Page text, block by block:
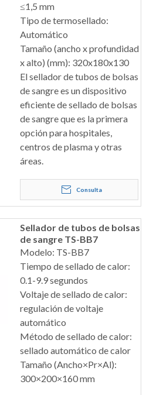
≤1,5 ​​mm
Tipo de termosellado:
Automático
Tamaño (ancho x profundidad
x alto) (mm): 320x180x130
El sellador de tubos de bolsas
de sangre es un dispositivo
eficiente de sellado de bolsas
de sangre que es la primera
opción para hospitales,
centros de plasma y otras
áreas.
Consulta
Sellador de tubos de bolsas
de sangre TS-BB7
Modelo: TS-BB7
Tiempo de sellado de calor:
0.1-9.9 segundos
Voltaje de sellado de calor:
regulación de voltaje
automático
Método de sellado de calor:
sellado automático de calor
Tamaño (Ancho×Pr×Al):
300×200×160 mm